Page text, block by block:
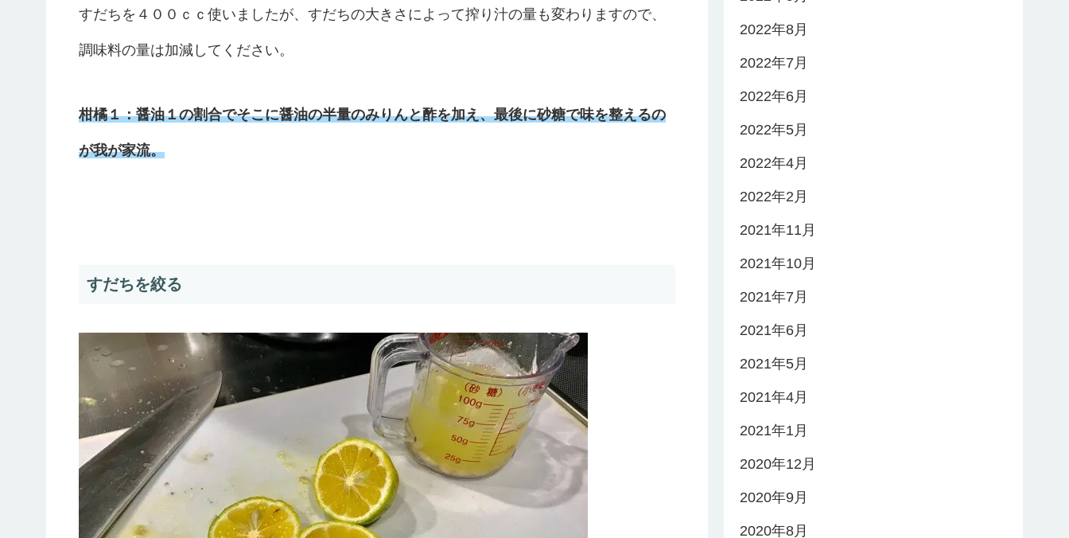
すだちを４００ｃｃ使いましたが、すだちの大きさによって搾り汁の量も変わりますので、
調味料の量は加減してください。
柑橘１：醤油１の割合でそこに醤油の半量のみりんと酢を加え、最後に砂糖で味を整えるの
が我が家流。
すだちを絞る
2022年8月
2022年7月
2022年6月
2022年5月
2022年4月
2022年2月
2021年11月
2021年10月
2021年7月
2021年6月
2021年5月
2021年4月
2021年1月
2020年12月
2020年9月
2020年8月